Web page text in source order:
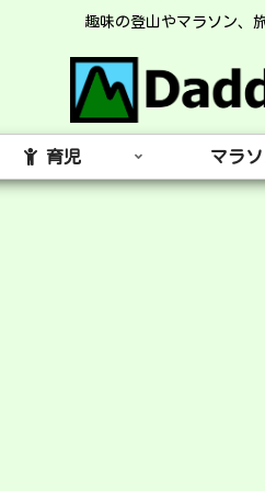
趣味の登山やマラソン、
育児 マラ